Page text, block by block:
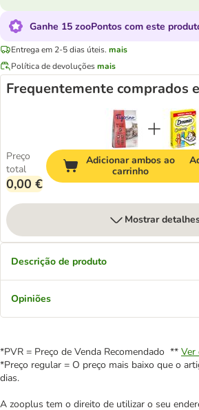
Ganhe 15 zooPontos com este
Entrega em 2-5 dias úteis. mais
Política de devoluçõesmais
Frequentemente comprados
Preço
total
0,00 €
Adicionar ambos ao
carrinho
Mostrar
Descrição de produto
Opiniões
*PVR = Preço de Venda Recomendado ** Ver
*Preço regular = O preço mais baixo que o
dias.
A zooplus tem o direito de utilizar o seu